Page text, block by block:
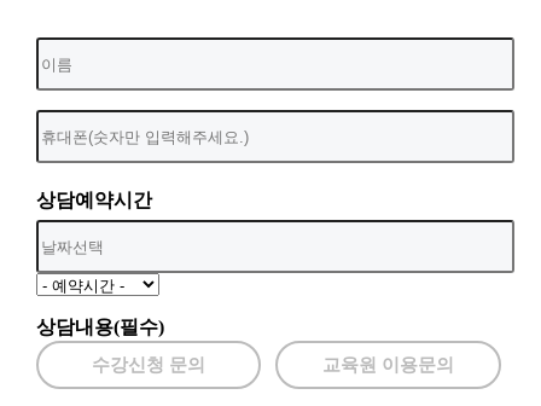
상담예약시간
상담내용(필수)
수강신청 문의 교육원 이용문의